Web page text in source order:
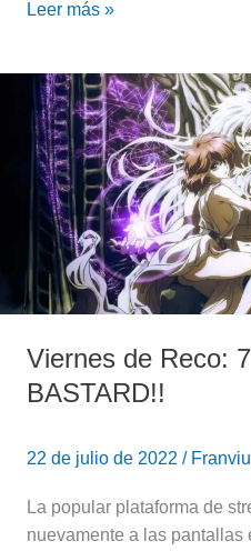
Leer más »
Viernes de Reco:
BASTARD!!
22 de julio de 2022 / Franviu
La popular plataforma de
nuevamente a las pantallas
Viernes
de
Reco:
animes
parecidos
BASTARD!!